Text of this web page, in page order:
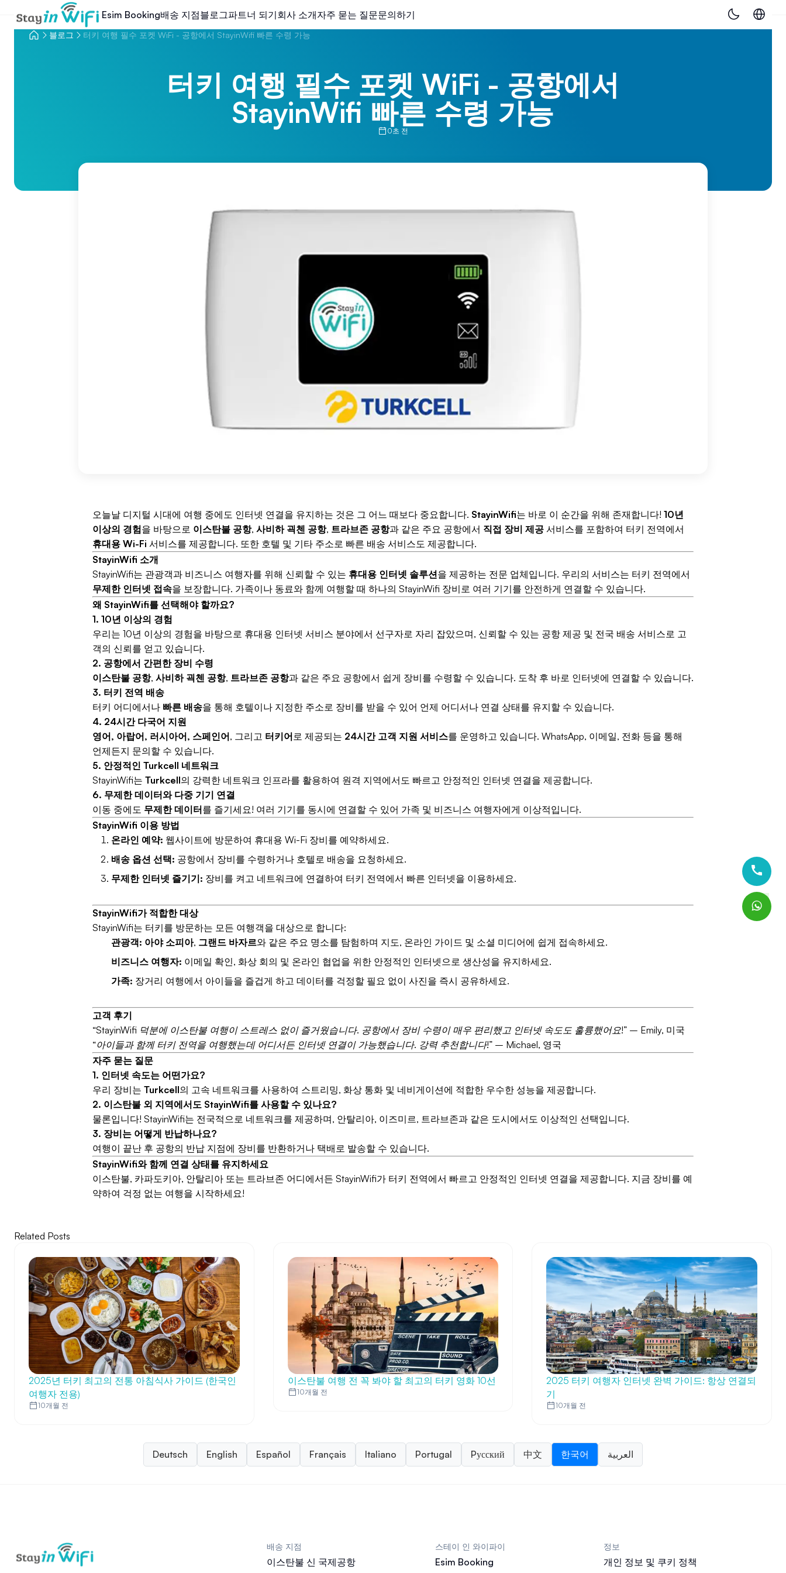
Esim Booking배송 지점블로그파트너 되기회사 소개자주 묻는 질문문의하기
블로그 터키 여행 필수 포켓 WiFi - 공항에서 StayinWifi 빠른 수령 가능
터키 여행 필수 포켓 WiFi - 공항에서
StayinWifi 빠른 수령 가능
0초 전
오늘날 디지털 시대에 여행 중에도 인터넷 연결을 유지하는 것은 그 어느 때보다 중요합니다. StayinWifi는 바로 이 순간을 위해 존재합니다! 10년
이상의 경험을 바탕으로 이스탄불 공항, 사비하 괵첸 공항, 트라브존 공항과 같은 주요 공항에서 직접 장비 제공 서비스를 포함하여 터키 전역에서
휴대용 Wi-Fi 서비스를 제공합니다. 또한 호텔 및 기타 주소로 빠른 배송 서비스도 제공합니다.
StayinWifi 소개
StayinWifi는 관광객과 비즈니스 여행자를 위해 신뢰할 수 있는 휴대용 인터넷 솔루션을 제공하는 전문 업체입니다. 우리의 서비스는 터키 전역에서
무제한 인터넷 접속을 보장합니다. 가족이나 동료와 함께 여행할 때 하나의 StayinWifi 장비로 여러 기기를 안전하게 연결할 수 있습니다.
왜 StayinWifi를 선택해야 할까요?
1. 10년 이상의 경험
우리는 10년 이상의 경험을 바탕으로 휴대용 인터넷 서비스 분야에서 선구자로 자리 잡았으며, 신뢰할 수 있는 공항 제공 및 전국 배송 서비스로 고
객의 신뢰를 얻고 있습니다.
2. 공항에서 간편한 장비 수령
이스탄불 공항, 사비하 괵첸 공항, 트라브존 공항과 같은 주요 공항에서 쉽게 장비를 수령할 수 있습니다. 도착 후 바로 인터넷에 연결할 수 있습니다.
3. 터키 전역 배송
터키 어디에서나 빠른 배송을 통해 호텔이나 지정한 주소로 장비를 받을 수 있어 언제 어디서나 연결 상태를 유지할 수 있습니다.
4. 24시간 다국어 지원
영어, 아랍어, 러시아어, 스페인어, 그리고 터키어로 제공되는 24시간 고객 지원 서비스를 운영하고 있습니다. WhatsApp, 이메일, 전화 등을 통해
언제든지 문의할 수 있습니다.
5. 안정적인 Turkcell 네트워크
StayinWifi는 Turkcell의 강력한 네트워크 인프라를 활용하여 원격 지역에서도 빠르고 안정적인 인터넷 연결을 제공합니다.
6. 무제한 데이터와 다중 기기 연결
이동 중에도 무제한 데이터를 즐기세요! 여러 기기를 동시에 연결할 수 있어 가족 및 비즈니스 여행자에게 이상적입니다.
StayinWifi 이용 방법
온라인 예약: 웹사이트에 방문하여 휴대용 Wi-Fi 장비를 예약하세요.
배송 옵션 선택: 공항에서 장비를 수령하거나 호텔로 배송을 요청하세요.
무제한 인터넷 즐기기: 장비를 켜고 네트워크에 연결하여 터키 전역에서 빠른 인터넷을 이용하세요.
StayinWifi가 적합한 대상
StayinWifi는 터키를 방문하는 모든 여행객을 대상으로 합니다:
관광객: 아야 소피아, 그랜드 바자르와 같은 주요 명소를 탐험하며 지도, 온라인 가이드 및 소셜 미디어에 쉽게 접속하세요.
비즈니스 여행자: 이메일 확인, 화상 회의 및 온라인 협업을 위한 안정적인 인터넷으로 생산성을 유지하세요.
가족: 장거리 여행에서 아이들을 즐겁게 하고 데이터를 걱정할 필요 없이 사진을 즉시 공유하세요.
고객 후기
“StayinWifi 덕분에 이스탄불 여행이 스트레스 없이 즐거웠습니다. 공항에서 장비 수령이 매우 편리했고 인터넷 속도도 훌륭했어요!” – Emily, 미국
“아이들과 함께 터키 전역을 여행했는데 어디서든 인터넷 연결이 가능했습니다. 강력 추천합니다!” – Michael, 영국
자주 묻는 질문
1. 인터넷 속도는 어떤가요?
우리 장비는 Turkcell의 고속 네트워크를 사용하여 스트리밍, 화상 통화 및 네비게이션에 적합한 우수한 성능을 제공합니다.
2. 이스탄불 외 지역에서도 StayinWifi를 사용할 수 있나요?
물론입니다! StayinWifi는 전국적으로 네트워크를 제공하며, 안탈리아, 이즈미르, 트라브존과 같은 도시에서도 이상적인 선택입니다.
3. 장비는 어떻게 반납하나요?
여행이 끝난 후 공항의 반납 지점에 장비를 반환하거나 택배로 발송할 수 있습니다.
StayinWifi와 함께 연결 상태를 유지하세요
이스탄불, 카파도키아, 안탈리아 또는 트라브존 어디에서든 StayinWifi가 터키 전역에서 빠르고 안정적인 인터넷 연결을 제공합니다. 지금 장비를 예
약하여 걱정 없는 여행을 시작하세요!
Related Posts
2025년 터키 최고의 전통 아침식사 가이드 (한국인
여행자 전용)
10개월 전
이스탄불 여행 전 꼭 봐야 할 최고의 터키 영화 10선
10개월 전
2025 터키 여행자 인터넷 완벽 가이드: 항상 연결되
기
10개월 전
Deutsch English Español Français Italiano Portugal Pусский 中文 한국어 العربية
배송 지점
이스탄불 신 국제공항
스테이 인 와이파이
Esim Booking
정보
개인 정보 및 쿠키 정책